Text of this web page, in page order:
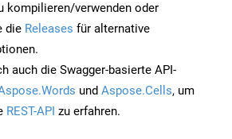
kompilieren/verwenden oder
die Releases für alternative
auch die Swagger-basierte API-
und Aspose.Cells, um
REST-API zu erfahren.